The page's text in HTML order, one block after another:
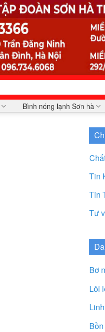
Bình nóng lạnh Sơn hà
Tin
Tin
Tư
Bơ
Lõi